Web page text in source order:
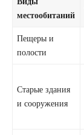
местообитаний
Пещеры и
полости
Старые здания
и сооружения